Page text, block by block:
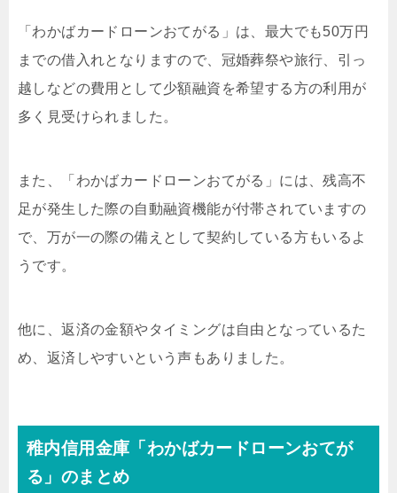
「わかばカードローンおてがる」は、最大でも50万円
までの借入れとなりますので、冠婚葬祭や旅行、引っ
越しなどの費用として少額融資を希望する方の利用が
多く見受けられました。
また、「わかばカードローンおてがる」には、残高不
足が発生した際の自動融資機能が付帯されていますの
で、万が一の際の備えとして契約している方もいるよ
うです。
他に、返済の金額やタイミングは自由となっているた
め、返済しやすいという声もありました。
稚内信用金庫「わかばカードローンおてが
る」のまとめ